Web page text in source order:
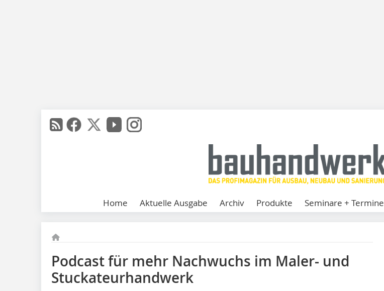
Home Aktuelle Ausgabe Archiv Produkte Seminare + Termine
Podcast für mehr Nachwuchs im Maler- und
Stuckateurhandwerk